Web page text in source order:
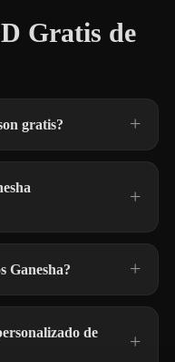
Gratis de
gratis?
Ganesha?
de